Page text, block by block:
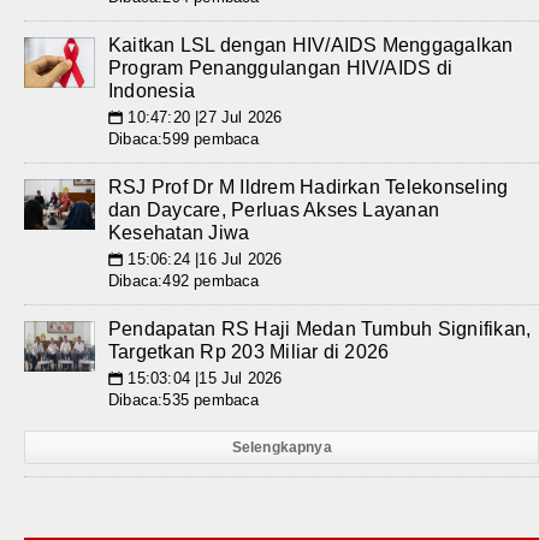
Kaitkan LSL dengan HIV/AIDS Menggagalkan
Program Penanggulangan HIV/AIDS di
Indonesia
📅 10:47:20 |27 Jul 2026
Dibaca:599 pembaca
RSJ Prof Dr M Ildrem Hadirkan Telekonseling
dan Daycare, Perluas Akses Layanan
Kesehatan Jiwa
📅 15:06:24 |16 Jul 2026
Dibaca:492 pembaca
Pendapatan RS Haji Medan Tumbuh Signifikan,
Targetkan Rp 203 Miliar di 2026
📅 15:03:04 |15 Jul 2026
Dibaca:535 pembaca
Selengkapnya